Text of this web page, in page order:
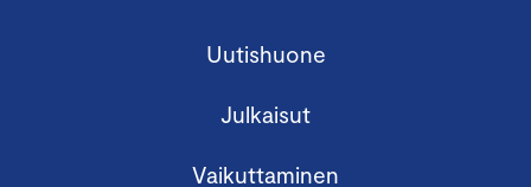
Uutishuone
Julkaisut
Vaikuttaminen